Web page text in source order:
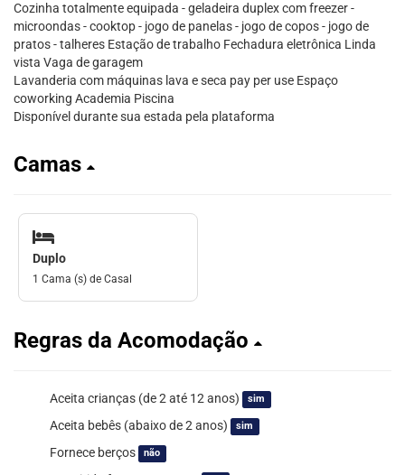
Cozinha totalmente equipada - geladeira duplex com freezer -
microondas - cooktop - jogo de panelas - jogo de copos - jogo de
pratos - talheres Estação de trabalho Fechadura eletrônica Linda
vista Vaga de garagem
Lavanderia com máquinas lava e seca pay per use Espaço
coworking Academia Piscina
Disponível durante sua estada pela plataforma
Camas
Duplo
1 Cama (s) de Casal
Regras da Acomodação
Aceita crianças (de 2 até 12 anos) sim
Aceita bebês (abaixo de 2 anos) sim
Fornece berços não